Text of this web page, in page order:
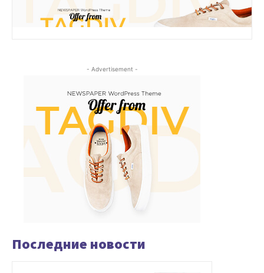
- Advertisement -
Последние новости